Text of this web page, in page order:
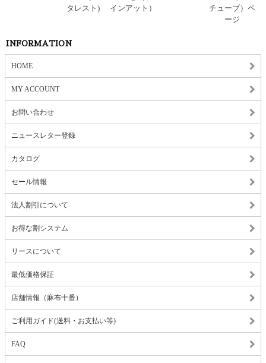
INFORMATION
HOME
MY ACCOUNT
お問い合わせ
ニュースレター登録
カタログ
セール情報
法人割引について
お得な割システム
リースについて
最低価格保証
店舗情報（麻布十番）
ご利用ガイド(送料・お支払い等)
FAQ